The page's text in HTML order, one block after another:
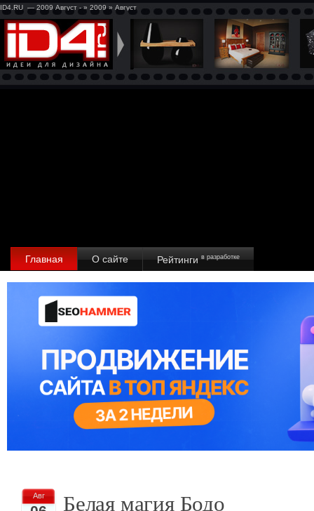
ID4.RU — 2009 Август - » 2009 » Август
Главная О сайте Рейтинги в разработке
Авг Белая магия Бодо